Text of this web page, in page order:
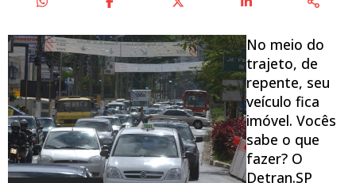
No meio do
trajeto, de
repente, seu
veículo fica
imóvel. Vocês
sabe o que
fazer? O
Detran.SP